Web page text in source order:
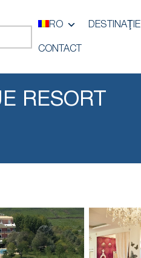
RO DESTINAŢIE
CONTACT
RESORT